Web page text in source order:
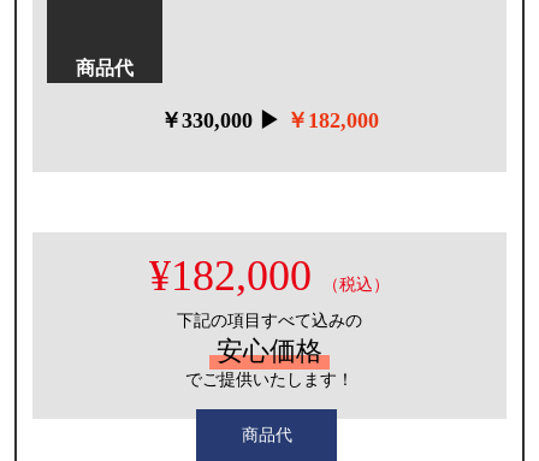
商品代
￥330,000 ▶ ￥182,000
¥182,000
（税込）
下記の項目すべて込みの
安心価格
でご提供いたします！
商品代